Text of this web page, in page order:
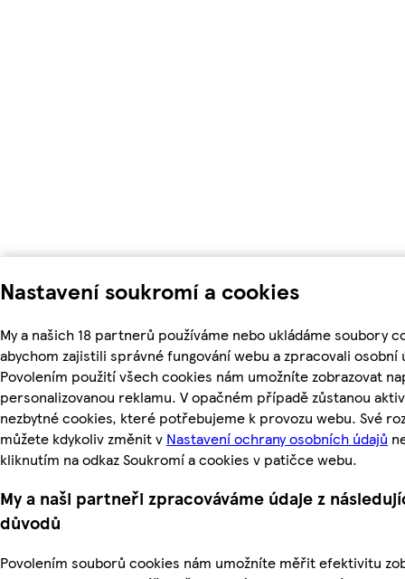
Nastavení soukromí a cookies
My a našich 18 partnerů používáme nebo ukládáme soubory
abychom zajistili správné fungování webu a zpracovali osobní
Povolením použití všech cookies nám umožníte zobrazovat
personalizovanou reklamu. V opačném případě zůstanou
nezbytné cookies, které potřebujeme k provozu webu. Své
můžete kdykoliv změnit v Nastavení ochrany osobních údajů
kliknutím na odkaz Soukromí a cookies v patičce webu.
My a naši partneři zpracováváme údaje z
důvodů
Povolením souborů cookies nám umožníte měřit efektivitu